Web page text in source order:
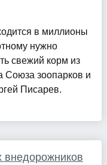
в миллионы
нужно
свежий корм из
Союза зоопарков и
Писарев.